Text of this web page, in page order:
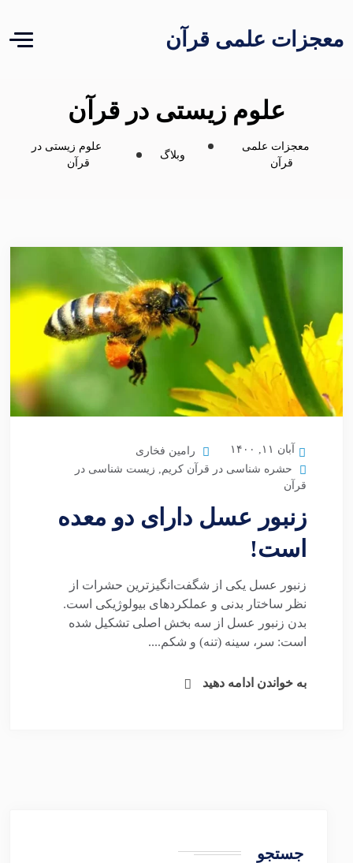
معجزات علمی قرآن
علوم زیستی در قرآن
معجزات علمی
قرآن
وبلاگ
علوم زیستی در
قرآن
آبان ۱۱, ۱۴۰۰
رامین فخاری
حشره شناسی در قرآن کریم
زیست شناسی در
قرآن
زنبور عسل دارای دو معده
است!
زنبور عسل یکی از شگفت‌انگیزترین حشرات از
نظر ساختار بدنی و عملکردهای بیولوژیکی است.
بدن زنبور عسل از سه بخش اصلی تشکیل شده
است: سر، سینه (تنه) و شکم....
به خواندن ادامه دهید
جستجو